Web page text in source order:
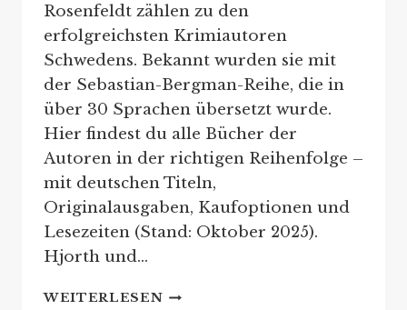
Rosenfeldt zählen zu den
erfolgreichsten Krimiautoren
Schwedens. Bekannt wurden sie mit
der Sebastian-Bergman-Reihe, die in
über 30 Sprachen übersetzt wurde.
Hier findest du alle Bücher der
Autoren in der richtigen Reihenfolge –
mit deutschen Titeln,
Originalausgaben, Kaufoptionen und
Lesezeiten (Stand: Oktober 2025).
Hjorth und…
WEITERLESENHJORTH